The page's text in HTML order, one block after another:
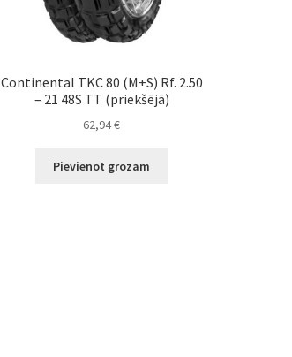
Continental TKC 80 (M+S) Rf. 2.50
– 21 48S TT (priekšējā)
62,94€
Pievienot grozam